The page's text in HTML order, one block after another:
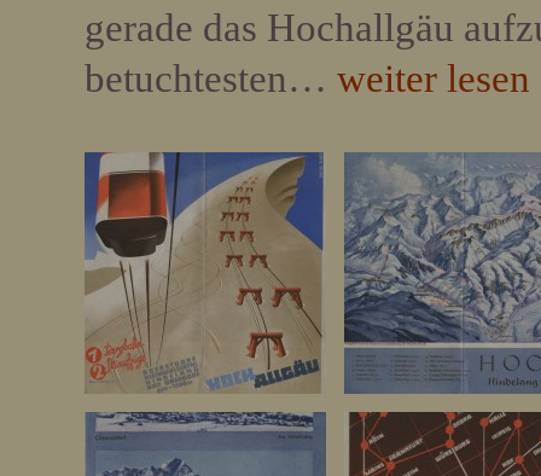
gerade das Hochallgäu
betuchtesten… weiter lesen